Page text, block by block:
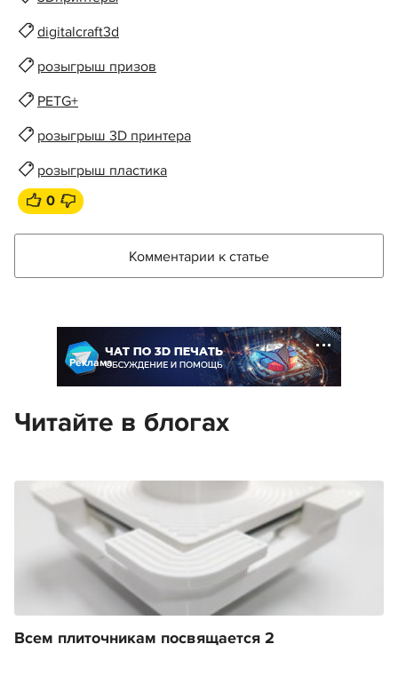
digitalcraft3d
розыгрыш призов
PETG+
розыгрыш 3D принтера
розыгрыш пластика
0
Комментарии к статье
Реклама
Читайте в блогах
Всем плиточникам посвящается 2